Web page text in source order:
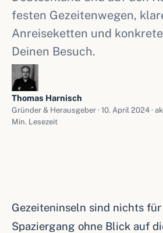
festen Gezeitenwegen,
Anreiseketten und
Deinen Besuch.
Thomas Harnisch
Gründer & Herausgeber · 10. April 2024 ·
Min. Lesezeit
Gezeiteninseln sind nichts
Spaziergang ohne Blick auf